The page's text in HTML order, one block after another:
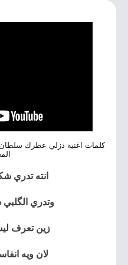
كلمات اغنية دزلي عطرك
انته تدري
وتدري
زين تعرف
لان ويه